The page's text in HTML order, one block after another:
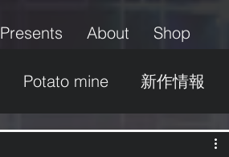
Presents About Shop
Potato mine 新作情報